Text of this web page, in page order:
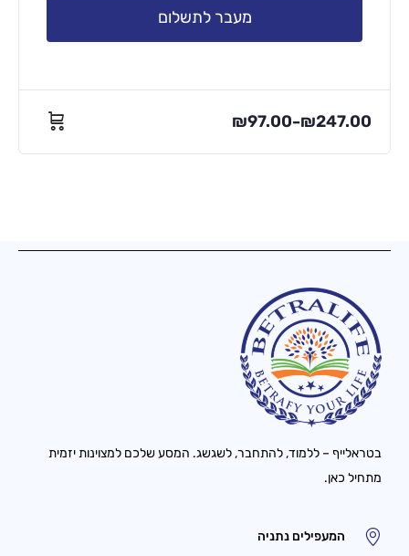
מעבר לתשלום
₪97.00–₪247.00
בטראלייף – ללמוד, להתחבר, לשגשג. המסע שלכם למצוינות יזמית
מתחיל כאן.
המעפילים נתניה